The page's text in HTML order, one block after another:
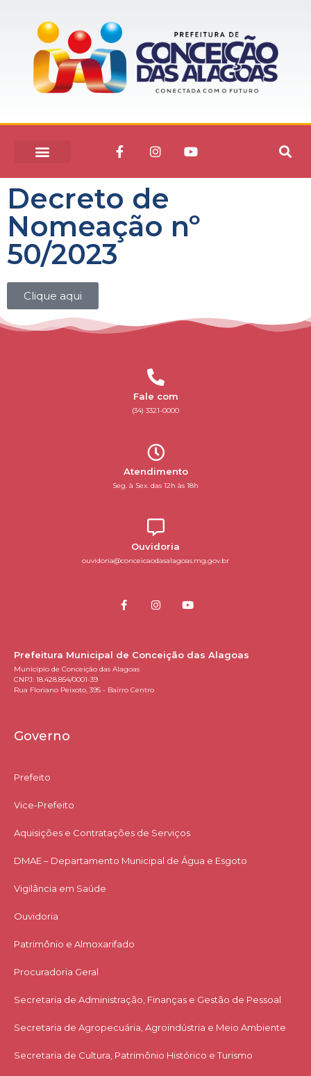
Decreto de
Nomeação nº
50/2023
Clique aqui
Fale com
(34) 3321-0000
Atendimento
Seg. à Sex. das 12h às 18h
Ouvidoria
ouvidoria@conceicaodasalagoas.mg.gov.br
Prefeitura Municipal de Conceição das Alagoas
Município de Conceição das Alagoas
CNPJ: 18.428.854/0001-39
Rua Floriano Peixoto, 395 - Bairro Centro
Governo
Prefeito
Vice-Prefeito
Aquisições e Contratações de Serviços​
DMAE – Departamento Municipal de Água e Esgoto
Vigilância em Saúde
Ouvidoria
Patrimônio e Almoxarifado
Procuradoria Geral
Secretaria de Administração, Finanças e Gestão de Pessoal
Secretaria de Agropecuária, Agroindústria e Meio Ambiente
Secretaria de Cultura, Patrimônio Histórico e Turismo